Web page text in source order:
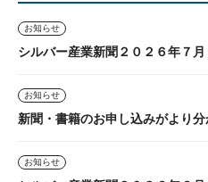
お知らせ
シルバー産業新聞２０２６年７月
お知らせ
新聞・書籍のお申し込みがより分
お知らせ